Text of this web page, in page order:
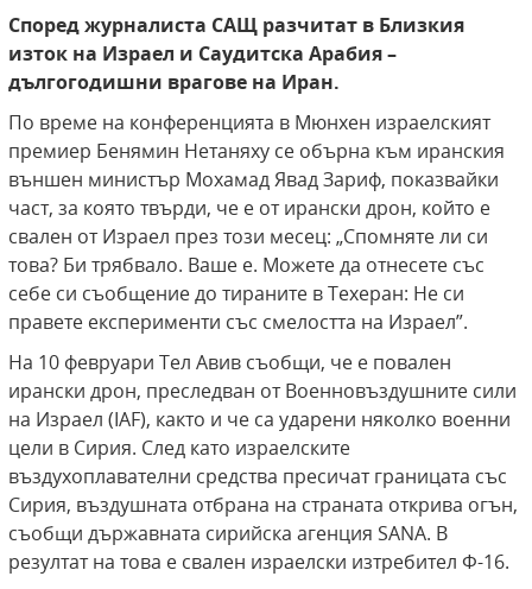
Според журналиста САЩ разчитат в Близкия
изток на Израел и Саудитска Арабия –
дългогодишни врагове на Иран.
По време на конференцията в Мюнхен израелският
премиер Бенямин Нетаняху се обърна към иранския
външен министър Мохамад Явад Зариф, показвайки
част, за която твърди, че е от ирански дрон, който е
свален от Израел през този месец: „Спомняте ли си
това? Би трябвало. Ваше е. Можете да отнесете със
себе си съобщение до тираните в Техеран: Не си
правете експерименти със смелостта на Израел”.
На 10 февруари Тел Авив съобщи, че е повален
ирански дрон, преследван от Военновъздушните сили
на Израел (IAF), както и че са ударени няколко военни
цели в Сирия. След като израелските
въздухоплавателни средства пресичат границата със
Сирия, въздушната отбрана на страната открива огън,
съобщи държавната сирийска агенция SANA. В
резултат на това е свален израелски изтребител Ф-16.